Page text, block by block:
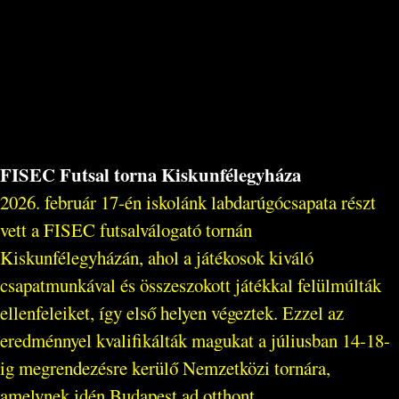
FISEC Futsal torna Kiskunfélegyháza
2026. február 17-én iskolánk labdarúgócsapata részt
vett a FISEC futsalválogató tornán
Kiskunfélegyházán, ahol a játékosok kiváló
csapatmunkával és összeszokott játékkal felülmúlták
ellenfeleiket, így első helyen végeztek. Ezzel az
eredménnyel kvalifikálták magukat a júliusban 14-18-
ig megrendezésre kerülő Nemzetközi tornára,